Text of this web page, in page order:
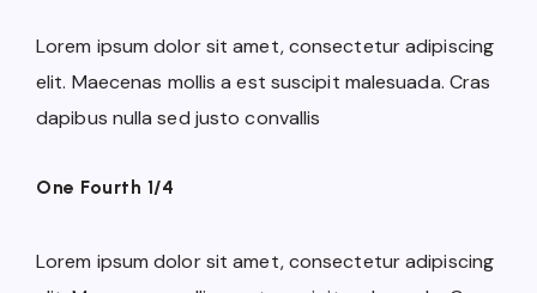
Lorem ipsum dolor sit amet, consectetur adipiscing
elit. Maecenas mollis a est suscipit malesuada. Cras
dapibus nulla sed justo convallis
One Fourth 1/4
Lorem ipsum dolor sit amet, consectetur adipiscing